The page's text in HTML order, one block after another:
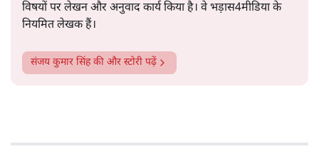
विषयों पर लेखन और अनुवाद कार्य किया है। वे भड़ास4मीडिया के
नियमित लेखक हैं।
संजय कुमार सिंहकी और स्टोरी पढ़ें